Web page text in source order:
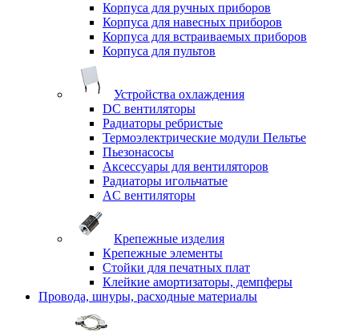
Корпуса для ручных приборов
Корпуса для навесных приборов
Корпуса для встраиваемых приборов
Корпуса для пультов
Устройства охлаждения
DC вентиляторы
Радиаторы ребристые
Термоэлектрические модули Пельтье
Пьезонасосы
Аксессуары для вентиляторов
Радиаторы игольчатые
AC вентиляторы
Крепежные изделия
Крепежные элементы
Стойки для печатных плат
Клейкие амортизаторы, демпферы
Провода, шнуры, расходные материалы